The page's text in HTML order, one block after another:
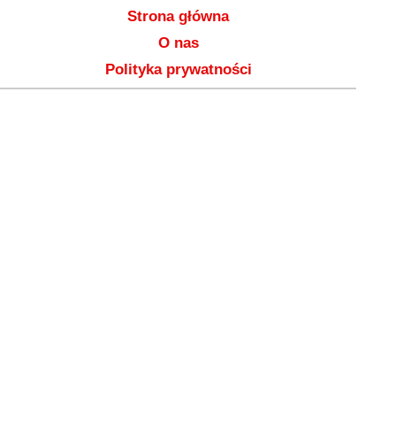
Strona główna
O nas
Polityka prywatności